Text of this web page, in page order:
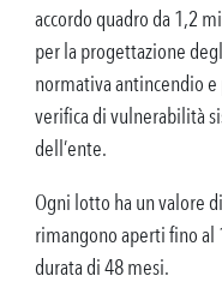
accordo quadro da 1,2
per la progettazione
normativa antincendio
verifica di vulnerabilità
dell’ente.
Ogni lotto ha un valore
rimangono aperti fino al
durata di 48 mesi.